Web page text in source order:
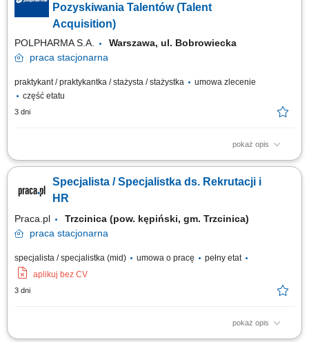
prowadzenie, aktualizacja i nadzór nad pełną dokumentacją kadrową
pracowników etatowych...
Pozyskiwania Talentów (Talent
Acquisition)
POLPHARMA S.A.
Warszawa, ul. Bobrowiecka
praca stacjonarna
praktykant / praktykantka / stażysta / stażystka
umowa zlecenie
część etatu
3 dni
pokaż opis
W Polpharmie tworzymy środowisko, w którym możesz zdobywać
chcesz rozwijać się w obszarze rekrutacji i poznawać organizację „od
środka”, dołącz do naszego zespołu Talent Acquisition. Twój zakres...
Specjalista / Specjalistka ds. Rekrutacji i
HR
Praca.pl
Trzcinica (pow. kępiński, gm. Trzcinica)
praca stacjonarna
specjalista / specjalistka (mid) umowa o pracę
pełny etat
aplikuj bez CV
3 dni
pokaż opis
Opis stanowiska Samodzielne realizowanie projektów rekrutacyjnych –